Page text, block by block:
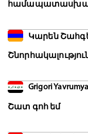
Կարեն
Grigori
Շատ գոհ եմ